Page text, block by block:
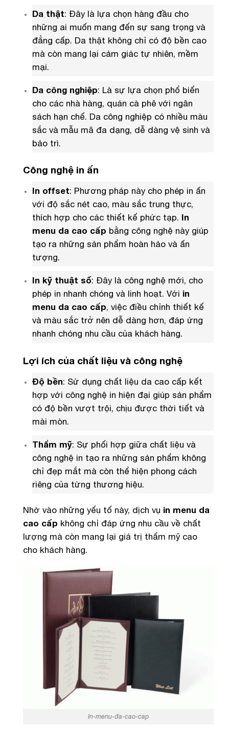
Da thật: Đây là lựa chọn hàng đầu cho
những ai muốn mang đến sự sang trọng và
đẳng cấp. Da thật không chỉ có độ bền cao
mà còn mang lại cảm giác tự nhiên, mềm
mại.
Da công nghiệp: Là sự lựa chọn phổ biến
cho các nhà hàng, quán cà phê với ngân
sách hạn chế. Da công nghiệp có nhiều màu
sắc và mẫu mã đa dạng, dễ dàng vệ sinh và
bảo trì.
Công nghệ in ấn
In offset: Phương pháp này cho phép in ấn
với độ sắc nét cao, màu sắc trung thực,
thích hợp cho các thiết kế phức tạp. In
menu da cao cấp bằng công nghệ này giúp
tạo ra những sản phẩm hoàn hảo và ấn
tượng.
In kỹ thuật số: Đây là công nghệ mới, cho
phép in nhanh chóng và linh hoạt. Với in
menu da cao cấp, việc điều chỉnh thiết kế
và màu sắc trở nên dễ dàng hơn, đáp ứng
nhanh chóng nhu cầu của khách hàng.
Lợi ích của chất liệu và công nghệ
Độ bền: Sử dụng chất liệu da cao cấp kết
hợp với công nghệ in hiện đại giúp sản phẩm
có độ bền vượt trội, chịu được thời tiết và
mài mòn.
Thẩm mỹ: Sự phối hợp giữa chất liệu và
công nghệ in tạo ra những sản phẩm không
chỉ đẹp mắt mà còn thể hiện phong cách
riêng của từng thương hiệu.
Nhờ vào những yếu tố này, dịch vụ in menu da
cao cấp không chỉ đáp ứng nhu cầu về chất
lượng mà còn mang lại giá trị thẩm mỹ cao
cho khách hàng.
In-menu-đa-cao-cap